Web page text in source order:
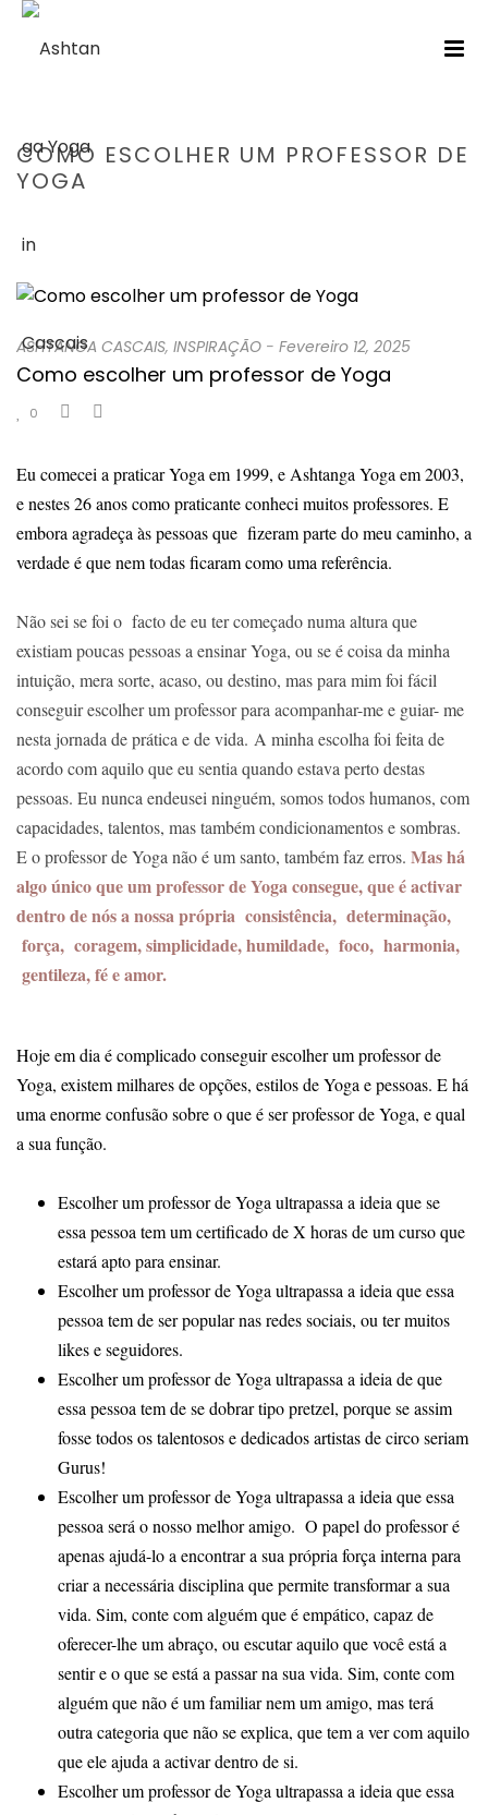
COMO ESCOLHER UM PROFESSOR DE
YOGA
ASHTANGA CASCAIS, INSPIRAÇÃO - Fevereiro 12, 2025
Como escolher um professor de Yoga
0
Eu comecei a praticar Yoga em 1999, e Ashtanga Yoga em 2003,
e nestes 26 anos como praticante conheci muitos professores. E
embora agradeça às pessoas que fizeram parte do meu caminho, a
verdade é que nem todas ficaram como uma referência.
Não sei se foi o facto de eu ter começado numa altura que
existiam poucas pessoas a ensinar Yoga, ou se é coisa da minha
intuição, mera sorte, acaso, ou destino, mas para mim foi fácil
conseguir escolher um professor para acompanhar-me e guiar- me
nesta jornada de prática e de vida. A minha escolha foi feita de
acordo com aquilo que eu sentia quando estava perto destas
pessoas. Eu nunca endeusei ninguém, somos todos humanos, com
capacidades, talentos, mas também condicionamentos e sombras.
E o professor de Yoga não é um santo, também faz erros. Mas há
algo único que um professor de Yoga consegue, que é activar
dentro de nós a nossa própria consistência, determinação,
força, coragem, simplicidade, humildade, foco, harmonia,
gentileza, fé e amor.
Hoje em dia é complicado conseguir escolher um professor de
Yoga, existem milhares de opções, estilos de Yoga e pessoas. E há
uma enorme confusão sobre o que é ser professor de Yoga, e qual
a sua função.
Escolher um professor de Yoga ultrapassa a ideia que se
essa pessoa tem um certificado de X horas de um curso que
estará apto para ensinar.
Escolher um professor de Yoga ultrapassa a ideia que essa
pessoa tem de ser popular nas redes sociais, ou ter muitos
likes e seguidores.
Escolher um professor de Yoga ultrapassa a ideia de que
essa pessoa tem de se dobrar tipo pretzel, porque se assim
fosse todos os talentosos e dedicados artistas de circo seriam
Gurus!
Escolher um professor de Yoga ultrapassa a ideia que essa
pessoa será o nosso melhor amigo. O papel do professor é
apenas ajudá-lo a encontrar a sua própria força interna para
criar a necessária disciplina que permite transformar a sua
vida. Sim, conte com alguém que é empático, capaz de
oferecer-lhe um abraço, ou escutar aquilo que você está a
sentir e o que se está a passar na sua vida. Sim, conte com
alguém que não é um familiar nem um amigo, mas terá
outra categoria que não se explica, que tem a ver com aquilo
que ele ajuda a activar dentro de si.
Escolher um professor de Yoga ultrapassa a ideia que essa